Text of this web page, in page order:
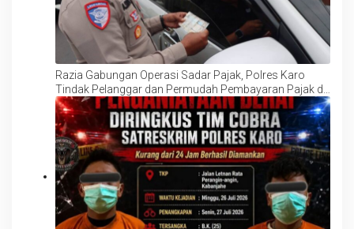
Razia Gabungan Operasi Sadar Pajak, Polres Karo
Tindak Pelanggar dan Permudah Pembayaran Pajak di
Lokasi